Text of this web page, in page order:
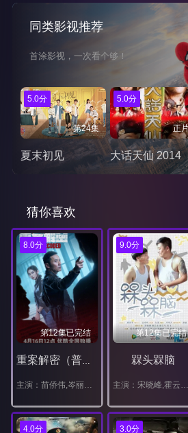
同类影视推荐
首涂影视，一次看个够！
5.0分
第24集
夏末初见
5.0分
正
大话天仙 2014
猜你喜欢
8.0分
第12集已完结
9.0分
第12集已完结
槑头槑脑
4.0分 3.0分